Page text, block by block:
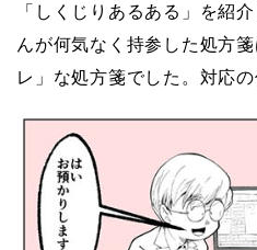
「しくじりあるある」を紹
んが何気なく持参した処方
レ」な処方箋でした。対応